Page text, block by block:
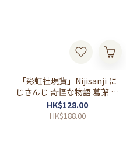
「彩虹社現貨」Nijisanji に
じさんじ 奇怪な物語 葛葉 立
牌
HK$128.00
HK$188.00